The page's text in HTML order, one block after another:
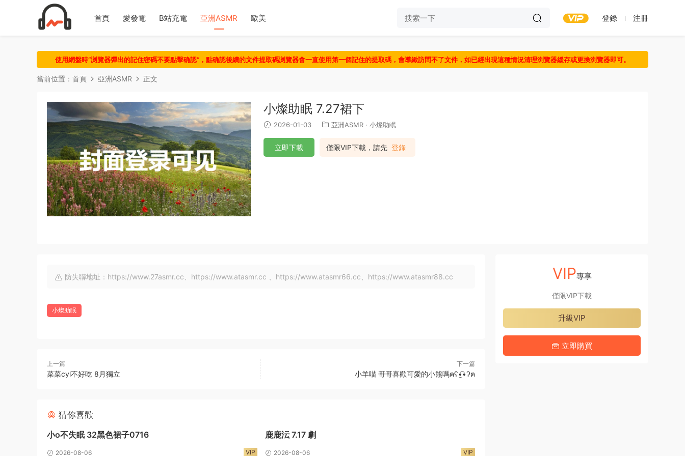
首頁 愛發電 B站充電 亞洲ASMR 歐美 登錄 注冊
使用網盤時“浏覽器彈出的記住密碼不要點擊确認“，點确認後續的文件提取碼浏覽器會一直使用第一個記住的提取碼，會導緻訪問不了文件，如已經出現這種情況清理浏覽器緩存或更換浏覽器即可。
當前位置： 首頁 亞洲ASMR 正文
小燦助眠 7.27裙下
2026-01-03 亞洲ASMR · 小燦助眠
僅限VIP下載，請先 登錄
立即下載
防失聯地址：https://www.27asmr.cc、https://www.atasmr.cc 、https://www.atasmr66.cc、https://www.atasmr88.cc
小燦助眠
上一篇
菜菜cyl不好吃 8月獨立
下一篇
小羊喵 哥哥喜歡可愛的小熊嗎ฅʕ•̫͡•ʔฅ
猜你喜歡
小o不失眠 32黑色裙子0716
2026-08-06 VIP
鹿鹿沄 7.17 劇
2026-08-06 VIP
VIP專享
僅限VIP下載
升級VIP
立即購買